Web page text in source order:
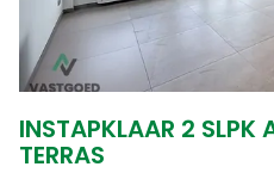
INSTAPKLAAR 2 SLPK
TERRAS